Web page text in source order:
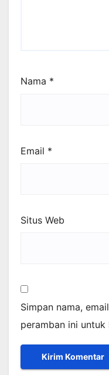
Nama *
Email *
Situs Web
Simpan nama,
peramban ini